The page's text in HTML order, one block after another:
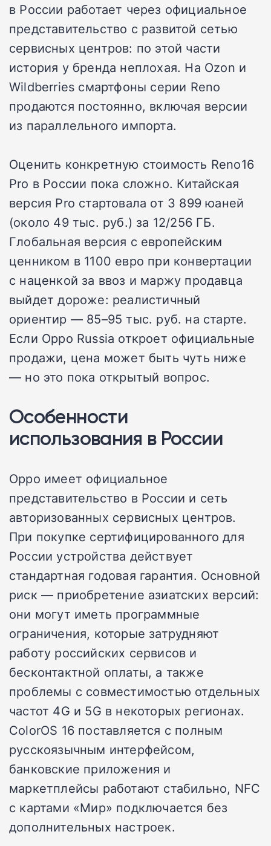
в России работает через официальное
представительство с развитой сетью
сервисных центров: по этой части
история у бренда неплохая. На Ozon и
Wildberries смартфоны серии Reno
продаются постоянно, включая версии
из параллельного импорта.
Оценить конкретную стоимость Reno16
Pro в России пока сложно. Китайская
версия Pro стартовала от 3 899 юаней
(около 49 тыс. руб.) за 12/256 ГБ.
Глобальная версия с европейским
ценником в 1100 евро при конвертации
с наценкой за ввоз и маржу продавца
выйдет дороже: реалистичный
ориентир — 85–95 тыс. руб. на старте.
Если Oppo Russia откроет официальные
продажи, цена может быть чуть ниже
— но это пока открытый вопрос.
Особенности
использования в России
Oppo имеет официальное
представительство в России и сеть
авторизованных сервисных центров.
При покупке сертифицированного для
России устройства действует
стандартная годовая гарантия. Основной
риск — приобретение азиатских версий:
они могут иметь программные
ограничения, которые затрудняют
работу российских сервисов и
бесконтактной оплаты, а также
проблемы с совместимостью отдельных
частот 4G и 5G в некоторых регионах.
ColorOS 16 поставляется с полным
русскоязычным интерфейсом,
банковские приложения и
маркетплейсы работают стабильно, NFC
с картами «Мир» подключается без
дополнительных настроек.